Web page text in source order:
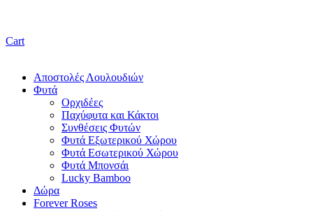
Cart
Αποστολές Λουλουδιών
Φυτά
Ορχιδέες
Παχύφυτα και Κάκτοι
Συνθέσεις Φυτών
Φυτά Εξωτερικού Χώρου
Φυτά Εσωτερικού Χώρου
Φυτά Μπονσάι
Lucky Bamboo
Δώρα
Forever Roses